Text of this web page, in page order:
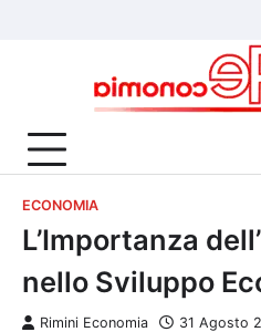
ECONOMIA
L’Importanza
nello Sviluppo
Rimini Economia 31 Agosto